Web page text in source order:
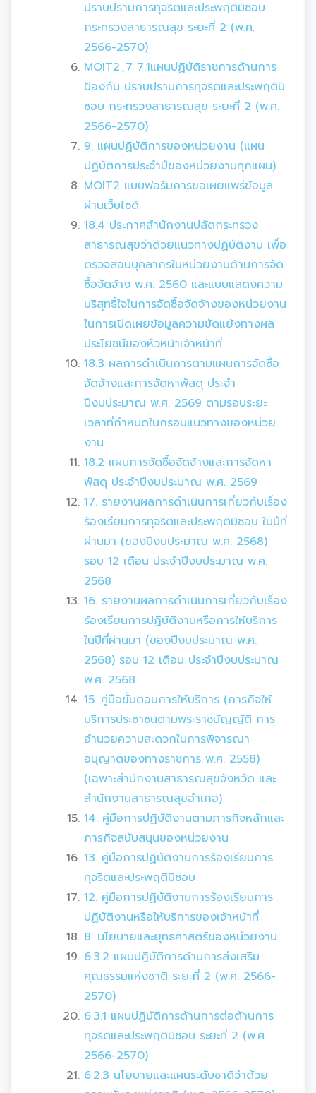
ปราบปรามการทุจริตและประพฤติมิชอบ
กระทรวงสาธารณสุข ระยะที่ 2 (พ.ศ.
2566-2570)
MOIT2_7 7.1แผนปฏิบัติราชการด้านการ
ป้องกัน ปราบปรามการทุจริตและประพฤติมิ
ชอบ กระทรวงสาธารณสุข ระยะที่ 2 (พ.ศ.
2566-2570)
9. แผนปฏิบัติการของหน่วยงาน (แผน
ปฏิบัติการประจำปีของหน่วยงานทุกแผน)
MOIT2 แบบฟอร์มการขอเผยแพร่ข้อมูล
ผ่านเว็บไซด์
18.4 ประกาศสำนักงานปลัดกระทรวง
สาธารณสุขว่าด้วยแนวทางปฏิบัติงาน เพื่อ
ตรวจสอบบุคลากรในหน่วยงานด้านการจัด
ซื้อจัดจ้าง พ.ศ. 2560 และแบบแสดงความ
บริสุทธิ์ใจในการจัดซื้อจัดจ้างของหน่วยงาน
ในการเปิดเผยข้อมูลความขัดแย้งทางผล
ประโยชน์ของหัวหน้าเจ้าหน้าที่
18.3 ผลการดำเนินการตามแผนการจัดซื้อ
จัดจ้างและการจัดหาพัสดุ ประจำ
ปีงบประมาณ พ.ศ. 2569 ตามรอบระยะ
เวลาที่กำหนดในกรอบแนวทางของหน่วย
งาน
18.2 แผนการจัดซื้อจัดจ้างและการจัดหา
พัสดุ ประจำปีงบประมาณ พ.ศ. 2569
17. รายงานผลการดำเนินการเกี่ยวกับเรื่อง
ร้องเรียนการทุจริตและประพฤติมิชอบ ในปีที่
ผ่านมา (ของปีงบประมาณ พ.ศ. 2568)
รอบ 12 เดือน ประจำปีงบประมาณ พ.ศ.
2568
16. รายงานผลการดำเนินการเกี่ยวกับเรื่อง
ร้องเรียนการปฏิบัติงานหรือการให้บริการ
ในปีที่ผ่านมา (ของปีงบประมาณ พ.ศ.
2568) รอบ 12 เดือน ประจำปีงบประมาณ
พ.ศ. 2568
15. คู่มือขั้นตอนการให้บริการ (ภารกิจให้
บริการประชาชนตามพระราชบัญญัติ การ
อำนวยความสะดวกในการพิจารณา
อนุญาตของทางราชการ พ.ศ. 2558)
(เฉพาะสำนักงานสาธารณสุขจังหวัด และ
สำนักงานสาธารณสุขอำเภอ)
14. คู่มือการปฏิบัติงานตามภารกิจหลักและ
ภารกิจสนับสนุนของหน่วยงาน
13. คู่มือการปฏิบัติงานการร้องเรียนการ
ทุจริตและประพฤติมิชอบ
12. คู่มือการปฏิบัติงานการร้องเรียนการ
ปฏิบัติงานหรือให้บริการของเจ้าหน้าที่
8. นโยบายและยุทธศาสตร์ของหน่วยงาน
6.3.2 แผนปฏิบัติการด้านการส่งเสริม
คุณธรรมแห่งชาติ ระยะที่ 2 (พ.ศ. 2566-
2570)
6.3.1 แผนปฏิบัติการด้านการต่อต้านการ
ทุจริตและประพฤติมิชอบ ระยะที่ 2 (พ.ศ.
2566-2570)
6.2.3 นโยบายและแผนระดับชาติว่าด้วย